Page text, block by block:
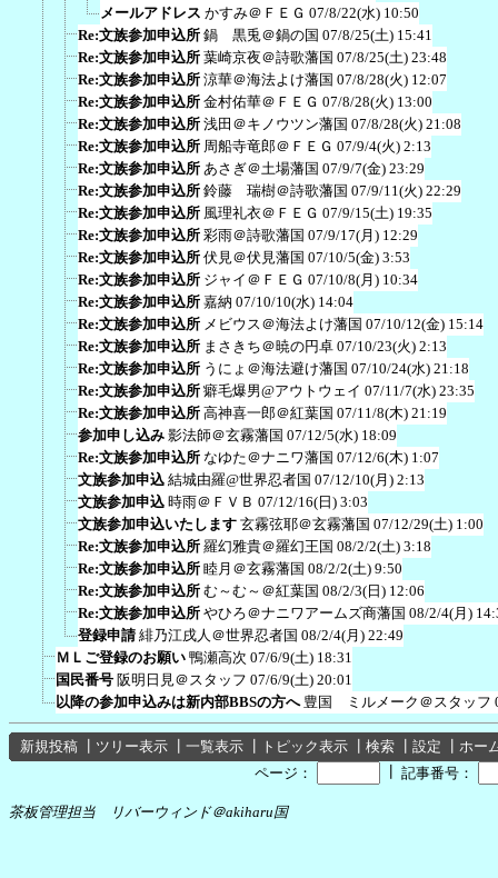
メールアドレス かすみ＠ＦＥＧ 07/8/22(水) 10:50
Re:文族参加申込所 鍋 黒兎＠鍋の国 07/8/25(土) 15:41
Re:文族参加申込所 葉崎京夜＠詩歌藩国 07/8/25(土) 23:48
Re:文族参加申込所 涼華＠海法よけ藩国 07/8/28(火) 12:07
Re:文族参加申込所 金村佑華＠ＦＥＧ 07/8/28(火) 13:00
Re:文族参加申込所 浅田＠キノウツン藩国 07/8/28(火) 21:08
Re:文族参加申込所 周船寺竜郎＠ＦＥＧ 07/9/4(火) 2:13
Re:文族参加申込所 あさぎ＠土場藩国 07/9/7(金) 23:29
Re:文族参加申込所 鈴藤 瑞樹＠詩歌藩国 07/9/11(火) 22:29
Re:文族参加申込所 風理礼衣＠ＦＥＧ 07/9/15(土) 19:35
Re:文族参加申込所 彩雨＠詩歌藩国 07/9/17(月) 12:29
Re:文族参加申込所 伏見＠伏見藩国 07/10/5(金) 3:53
Re:文族参加申込所 ジャイ＠ＦＥＧ 07/10/8(月) 10:34
Re:文族参加申込所 嘉納 07/10/10(水) 14:04
Re:文族参加申込所 メビウス＠海法よけ藩国 07/10/12(金) 15:14
Re:文族参加申込所 まさきち＠暁の円卓 07/10/23(火) 2:13
Re:文族参加申込所 うにょ＠海法避け藩国 07/10/24(水) 21:18
Re:文族参加申込所 癖毛爆男@アウトウェイ 07/11/7(水) 23:35
Re:文族参加申込所 高神喜一郎＠紅葉国 07/11/8(木) 21:19
参加申し込み 影法師＠玄霧藩国 07/12/5(水) 18:09
Re:文族参加申込所 なゆた＠ナニワ藩国 07/12/6(木) 1:07
文族参加申込 結城由羅@世界忍者国 07/12/10(月) 2:13
文族参加申込 時雨＠ＦＶＢ 07/12/16(日) 3:03
文族参加申込いたします 玄霧弦耶＠玄霧藩国 07/12/29(土) 1:00
Re:文族参加申込所 羅幻雅貴＠羅幻王国 08/2/2(土) 3:18
Re:文族参加申込所 睦月＠玄霧藩国 08/2/2(土) 9:50
Re:文族参加申込所 む～む～＠紅葉国 08/2/3(日) 12:06
Re:文族参加申込所 やひろ＠ナニワアームズ商藩国 08/2/4(月)
登録申請 緋乃江戌人＠世界忍者国 08/2/4(月) 22:49
ＭＬご登録のお願い 鴨瀬高次 07/6/9(土) 18:31
国民番号 阪明日見＠スタッフ 07/6/9(土) 20:01
以降の参加申込みは新内部BBSの方へ 豊国 ミルメーク＠スタッフ
新規投稿 ツリー表示 一覧表示 トピック表示 検索 設定
ホー
ページ：
記事番号：
茶板管理担当 リバーウィンド＠akiharu国